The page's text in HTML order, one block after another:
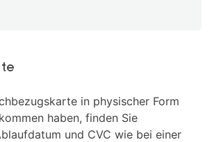
in physischer Form
haben, finden Sie
und CVC wie bei einer